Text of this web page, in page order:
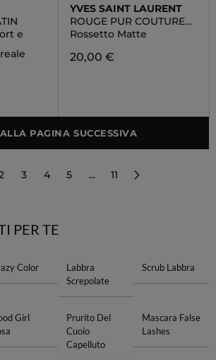
e
YVES SAINT LAURENT
ROUGE PUR COUTURE
THE SLIM VELVET
RADICAL
Rossetto Matte
20,00 €
PAGINA SUCCESSIVA
3 4 5 ... 11
PER TE
Color
Labbra
Screpolate
Scrub Labbra
Girl
Prurito Del
Cuoio
Capelluto
Mascara False
Lashes